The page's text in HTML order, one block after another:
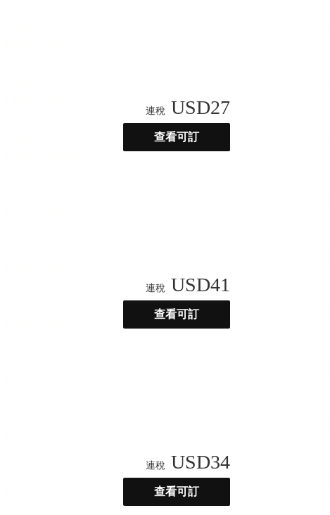
連稅 USD27
查看可訂
連稅 USD41
查看可訂
連稅 USD34
查看可訂